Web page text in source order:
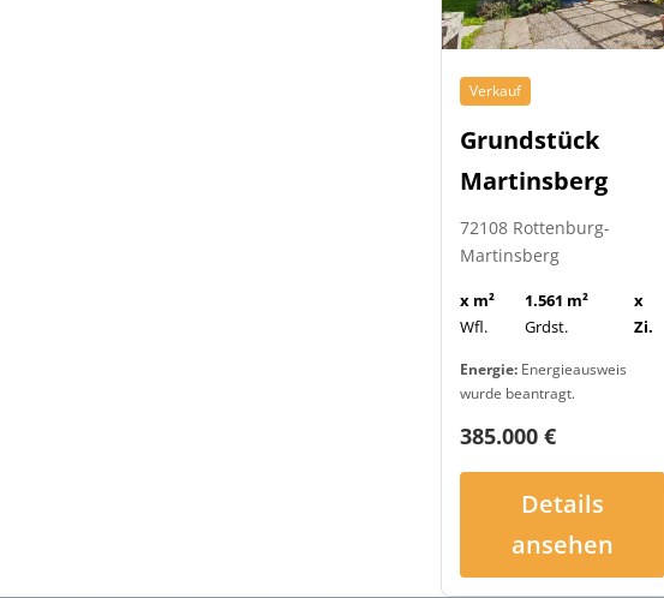
Verkauf
Grundstück
Martinsberg
72108 Rottenburg-
Martinsberg
x m²
Wfl.
1.561 m²
Grdst.
x
Zi.
Energie: Energieausweis
wurde beantragt.
385.000 €
Details
ansehen